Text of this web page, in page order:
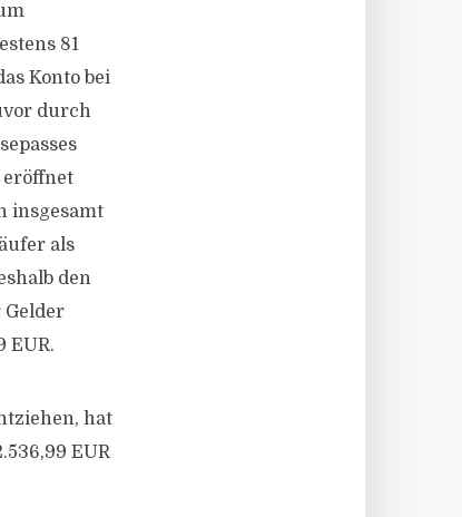
81
Konto bei
durch
eröffnet
insgesamt
als
den
Gelder
EUR.
hat
EUR